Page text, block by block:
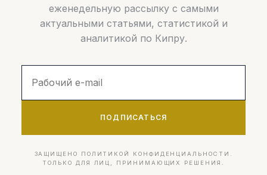
еженедельную рассылку с самыми
актуальными статьями, статистикой и
аналитикой по Кипру.
ПОДПИСАТЬСЯ
ЗАЩИЩЕНО ПОЛИТИКОЙ КОНФИДЕНЦИАЛЬНОСТИ.
ТОЛЬКО ДЛЯ ЛИЦ, ПРИНИМАЮЩИХ РЕШЕНИЯ.